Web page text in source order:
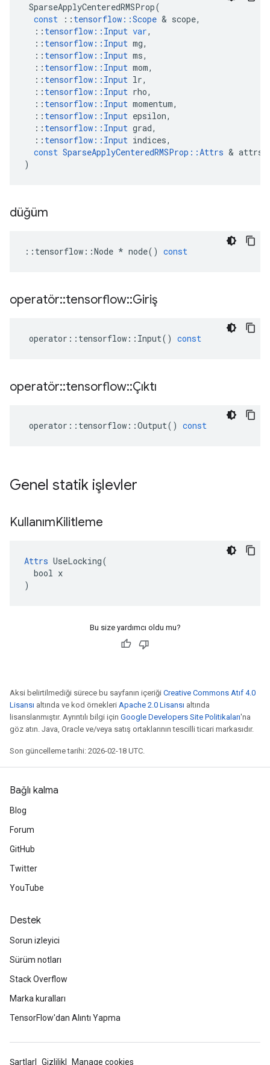
SparseApplyCenteredRMSProp(
const
:: tensorflow ::Scope & scope,
:: tensorflow :: Input var,
:: tensorflow :: Input mg,
:: tensorflow :: Input ms,
:: tensorflow :: Input mom,
:: tensorflow :: Input lr,
:: tensorflow :: Input rho,
:: tensorflow :: Input momentum,
:: tensorflow :: Input epsilon,
:: tensorflow :: Input grad,
:: tensorflow :: Input indices,
const SparseApplyCenteredRMSProp ::Attrs & attrs
)
düğüm
:: tensorflow ::Node * node() const
operatör::tensorflow::Giriş
operator :: tensorflow :: Input() const
operatör::tensorflow::Çıktı
operator :: tensorflow ::Output() const
Genel statik işlevler
KullanımKilitleme
Attrs UseLocking(
  bool x
)
Bu size yardımcı oldu mu?
Aksi belirtilmediği sürece bu sayfanın içeriği Creative Commons Atıf 4.0
Lisansı altında ve kod örnekleri Apache 2.0 Lisansı altında
lisanslanmıştır. Ayrıntılı bilgi için Google Developers Site Politikaları'na
göz atın. Java, Oracle ve/veya satış ortaklarının tescilli ticari markasıdır.
Son güncelleme tarihi: 2026-02-18 UTC.
Bağlı kalma
Blog
Forum
GitHub
Twitter
YouTube
Destek
Sorun izleyici
Sürüm notları
Stack Overflow
Marka kuralları
TensorFlow'dan Alıntı Yapma
Şartlar Gizlilik Manage cookies